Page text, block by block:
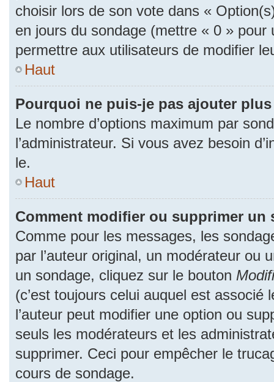
choisir lors de son vote dans «
en jours du sondage (mettre « 0 » pour
permettre aux utilisateurs de modifier
Haut
Pourquoi ne puis-je pas ajouter
Le nombre d’options maximum par
l’administrateur. Si vous avez besoin
le.
Haut
Comment modifier ou supprimer un
Comme pour les messages, les
par l’auteur original, un modérateur ou
un sondage, cliquez sur le bouton
(c’est toujours celui auquel est associé
l’auteur peut modifier une option ou
seuls les modérateurs et les
supprimer. Ceci pour empêcher le
cours de sondage.